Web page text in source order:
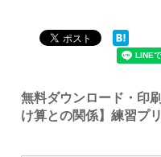
無料ダウンロード・印
け算との関係】練習プ